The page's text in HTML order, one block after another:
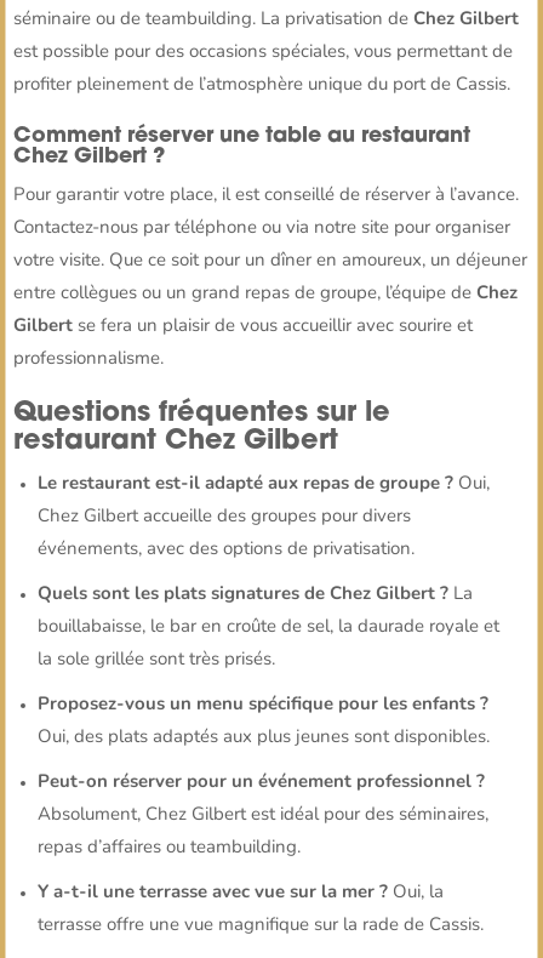
séminaire ou de teambuilding. La privatisation deChez Gilbert
est possible pour des occasions spéciales, vous permettant de
profiter pleinement de l’atmosphère unique du port de Cassis.
Comment réserver une table au restaurant
Chez Gilbert ?
Pour garantir votre place, il est conseillé de réserver à l’avance.
Contactez-nous par téléphone ou via notre site pour organiser
votre visite. Que ce soit pour un dîner en amoureux, un déjeuner
entre collègues ou un grand repas de groupe, l’équipe deChez
Gilbert se fera un plaisir de vous accueillir avec sourire et
professionnalisme.
Questions fréquentes sur le
restaurant Chez Gilbert
Le restaurant est-il adapté aux repas de groupe ? Oui,
Chez Gilbert accueille des groupes pour divers
événements, avec des options de privatisation.
Quels sont les plats signatures de Chez Gilbert ? La
bouillabaisse, le bar en croûte de sel, la daurade royale et
la sole grillée sont très prisés.
Proposez-vous un menu spécifique pour les enfants ?
Oui, des plats adaptés aux plus jeunes sont disponibles.
Peut-on réserver pour un événement professionnel ?
Absolument, Chez Gilbert est idéal pour des séminaires,
repas d’affaires ou teambuilding.
Y a-t-il une terrasse avec vue sur la mer ? Oui, la
terrasse offre une vue magnifique sur la rade de Cassis.